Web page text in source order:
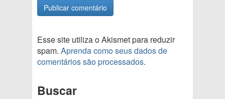
Esse site utiliza o Akismet para reduzir
spam. Aprenda como seus dados de
comentários são processados.
Buscar